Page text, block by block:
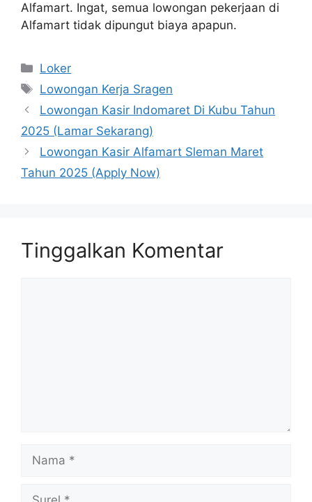
Alfamart. Ingat, semua lowongan pekerjaan di
Alfamart tidak dipungut biaya apapun.
Kategori
Loker
Tag
Lowongan Kerja Sragen
Lowongan Kasir Indomaret Di Kubu Tahun
2025 (Lamar Sekarang)
Lowongan Kasir Alfamart Sleman Maret
Tahun 2025 (Apply Now)
Tinggalkan Komentar
Nama
Surel